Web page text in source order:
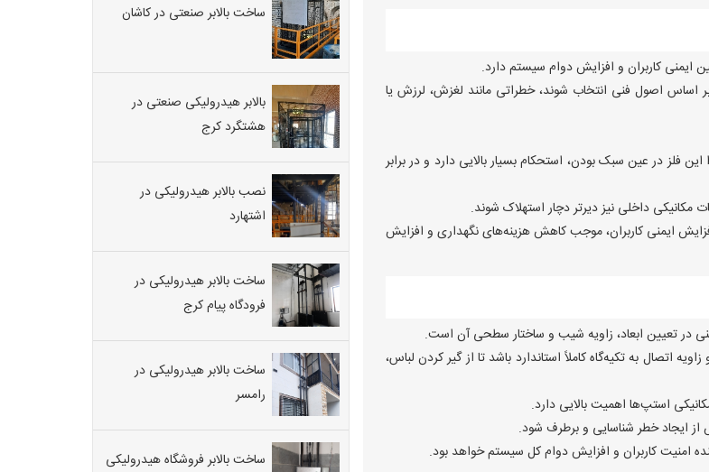
کاربران و افزایش دوام سیستم دارد.
اساس اصول فنی انتخاب شوند، خطراتی مانند لغزش، لرزش یا
فلز در عین سبک بودن، استحکام بسیار بالایی دارد و در برابر
داخلی نیز دیرتر دچار استهلاک شوند.
ایمنی کاربران، موجب کاهش هزینه‌های نگهداری و افزایش
در تعیین ابعاد، زاویه شیب و ساختار سطحی آن است.
اتصال به تکیه‌گاه کاملاً استاندارد باشد تا از گیر کردن لباس،
استپ‌ها اهمیت بالایی دارد.
ایجاد خطر شناسایی و برطرف شود.
امنیت کاربران و افزایش دوام کل سیستم خواهد بود.
ساخت بالابر صنعتی در کاشان
بالابر هیدرولیکی صنعتی در
هشتگرد کرج
نصب بالابر هیدرولیکی در
اشتهارد
ساخت بالابر هیدرولیکی در
فرودگاه پیام کرج
ساخت بالابر هیدرولیکی در
رامسر
ساخت بالابر فروشگاه هیدرولیکی